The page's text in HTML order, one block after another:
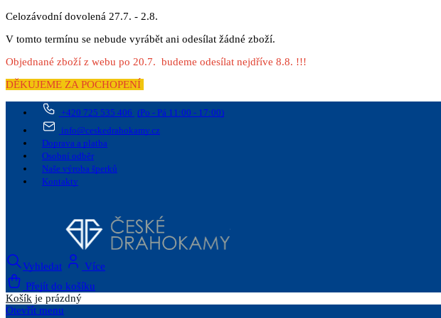
Celozávodní dovolená 27.7. - 2.8.
V tomto termínu se nebude vyrábět ani odesílat žádné zboží.
Objednané zboží z webu po 20.7. budeme odesílat nejdříve 8.8. !!!
DĚKUJEME ZA POCHOPENÍ
+420 725 535 406 (Po - Pá 11:00 - 17:00)
info@ceskedrahokamy.cz
Doprava a platba
Osobní odběr
Naše výroba šperků
Kontakty
Vyhledat
Více
Přejít do košíku
Košík je prázdný
Otevřít menu